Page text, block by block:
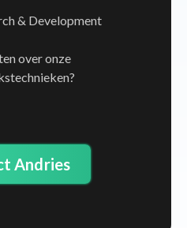
& Development
over onze
Andries